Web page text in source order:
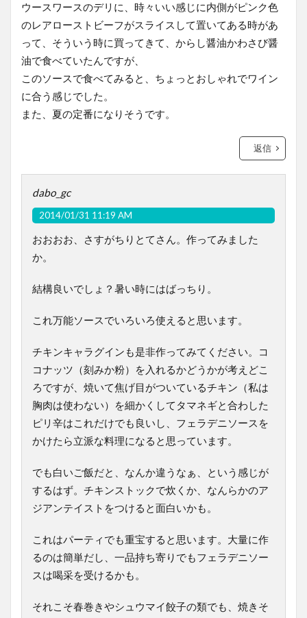
ウースワースのデリに、時々いい感じに内側がピンク色
のレアローストビーフがスライスして置いてある時があ
って、そういう時に買ってきて、からし醤油かわさび醤
油で食べていたんですが、
このソースで食べてみると、ちょっとおしゃれでワイン
に合う感じでした。
また、夏の定番になりそうです。
返信
dabo_gc
2014/01/31 11:19 AM
おおおお、さすがちりとてさん。作ってみました
か。
結構良いでしょ？暑い時にはばっちり。
これ万能ソースでいろいろ使えると思います。
チキンキャラグインも是非作ってみてください。コ
コナッツ（刻みか粉）を入れるかどうかが考えどこ
ろですが、焼いて焦げ目がついているチキン（私は
胸肉は使わない）を細かくしてタマネギと合わした
ピリ辛はこれだけでも良いし、フェラデニソースを
かけたら立派な料理になると思っています。
でも白いご飯だと、なんか違うなぁ、という感じが
するはず。チキンストックで炊くか、なんらかのア
ジアンテイストをつけると面白いかも。
これはパーティでも重宝すると思います。大量に作
るのは簡単だし、一品持ち寄りでもフェラデニソー
スは喝采を受けるかも。
それこそ春巻きやシュウマイ餃子の類でも、焼きそ